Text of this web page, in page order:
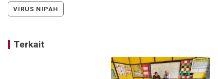
VIRUS NIPAH
Terkait